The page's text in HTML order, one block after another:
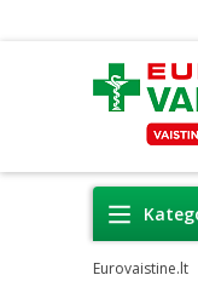
Eurovaistine.lt